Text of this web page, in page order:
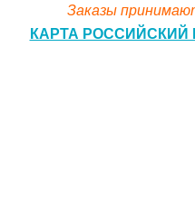
Заказы
КАРТА РОССИЙСКИЙ